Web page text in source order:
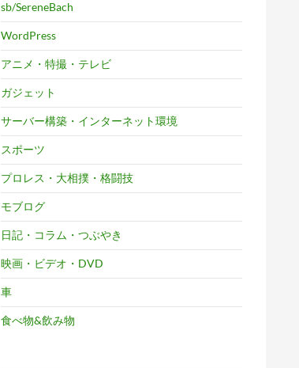
sb/SereneBach
WordPress
アニメ・特撮・テレビ
ガジェット
サーバー構築・インターネット環境
スポーツ
プロレス・大相撲・格闘技
モブログ
日記・コラム・つぶやき
映画・ビデオ・DVD
車
食べ物&飲み物